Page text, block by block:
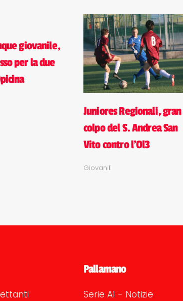
giovanile,
per la due
Juniores Regionali, gran
colpo del S. Andrea San
Vito contro l'Ol3
Giovanili
Pallamano
Serie A1 - Notizie